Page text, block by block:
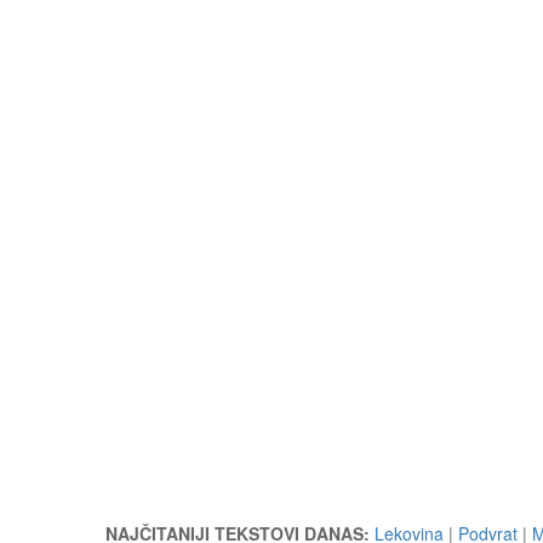
NAJČITANIJI TEKSTOVI DANAS: Lekovina | Podvrat |